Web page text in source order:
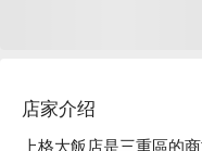
店家介绍
上格大飯店是三重區的